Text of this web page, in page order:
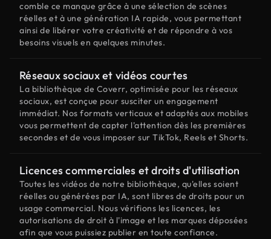
comble ce manque grâce à une sélection de scènes
réelles et à une génération IA rapide, vous permettant
ainsi de libérer votre créativité et de répondre à vos
besoins visuels en quelques minutes.
Réseaux sociaux et vidéos courtes
La bibliothèque de Coverr, optimisée pour les réseaux
sociaux, est conçue pour susciter un engagement
immédiat. Nos formats verticaux et adaptés aux mobiles
vous permettent de capter l'attention dès les premières
secondes et de vous imposer sur TikTok, Reels et Shorts.
Licences commerciales et droits d'utilisation
Toutes les vidéos de notre bibliothèque, qu'elles soient
réelles ou générées par IA, sont libres de droits pour un
usage commercial. Nous vérifions les licences, les
autorisations de droit à l'image et les marques déposées
afin que vous puissiez publier en toute confiance.